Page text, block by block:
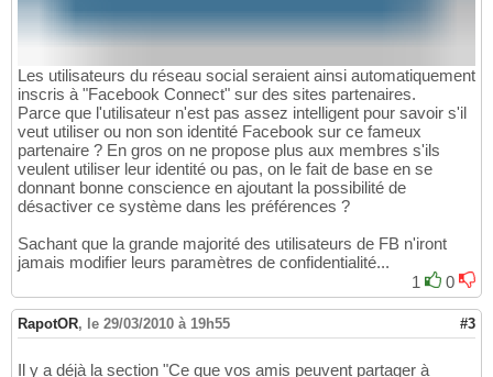
Les utilisateurs du réseau social seraient ainsi automatiquement
inscris à "Facebook Connect" sur des sites partenaires.
Parce que l'utilisateur n'est pas assez intelligent pour savoir s'il
veut utiliser ou non son identité Facebook sur ce fameux
partenaire ? En gros on ne propose plus aux membres s'ils
veulent utiliser leur identité ou pas, on le fait de base en se
donnant bonne conscience en ajoutant la possibilité de
désactiver ce système dans les préférences ?
Sachant que la grande majorité des utilisateurs de FB n'iront
jamais modifier leurs paramètres de confidentialité...
1
0
RapotOR, le 29/03/2010 à 19h55 #3
Il y a déjà la section "Ce que vos amis peuvent partager à